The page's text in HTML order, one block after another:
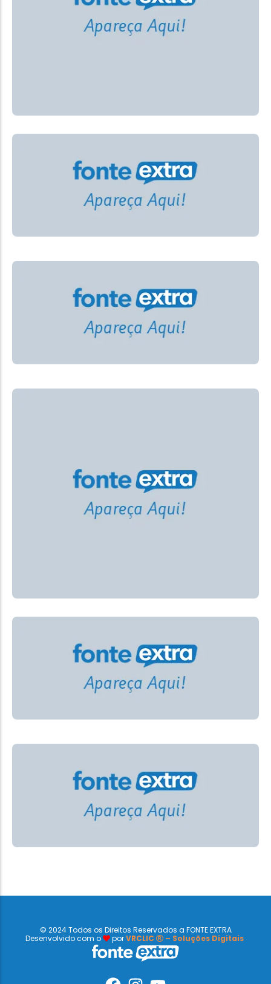
© 2024 Todos os Direitos Reservados a FONTE EXTRA
Desenvolvido com o
porVRCLIC – Soluções Digitais